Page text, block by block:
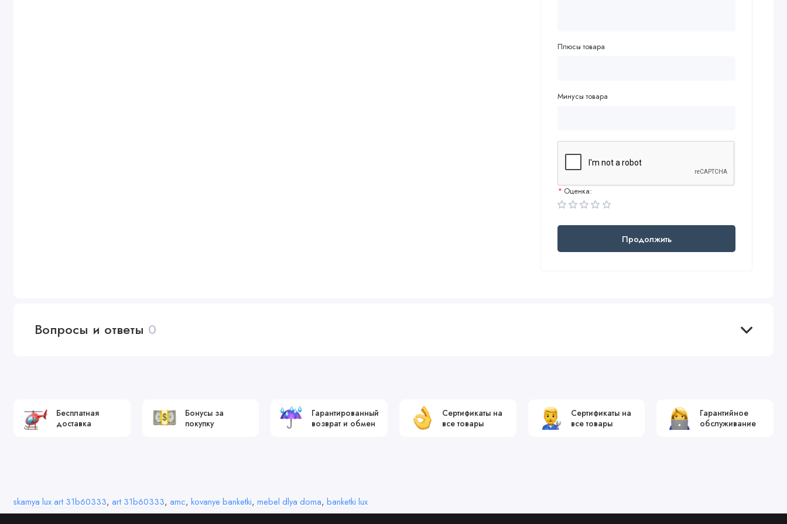
Плюсы товара
Минусы товара
Оценка:
Продолжить
Вопросы и ответы 0
Бесплатная
доставка
Бонусы за
покупку
Гарантированный
возврат и обмен
Сертификаты на
все товары
Сертификаты на
все товары
Гарантийное
обслуживание
skamya lux art 31b60333, art 31b60333, amc, kovanye banketki, mebel dlya doma, banketki lux